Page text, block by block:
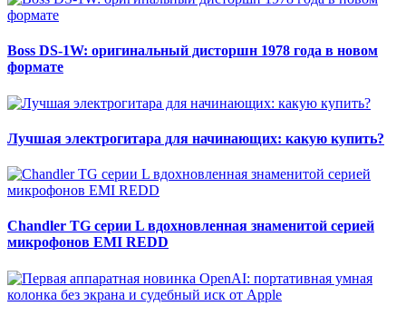
Boss DS-1W: оригинальный дисторшн 1978 года в новом
формате
Лучшая электрогитара для начинающих: какую купить?
Chandler TG серии L вдохновленная знаменитой серией
микрофонов EMI REDD